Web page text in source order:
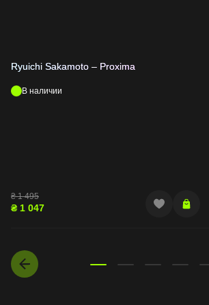
Ryuichi Sakamoto – Proxima
В наличии
₴1 495
₴ 1 047